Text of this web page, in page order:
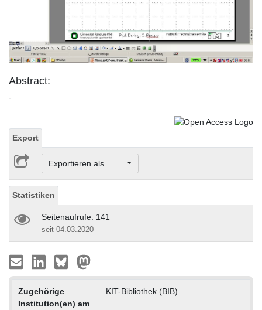
Video
Abstract:
-
Export
Exportieren als ...
Statistiken
Seitenaufrufe: 141
seit 04.03.2020
Zugehörige
Institution(en) am
KIT-Bibliothek (BIB)